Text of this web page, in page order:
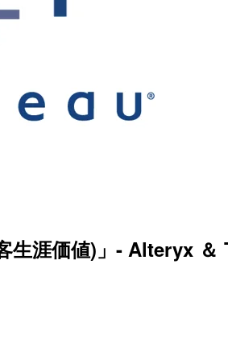
涯価値)」- Alteryx ＆